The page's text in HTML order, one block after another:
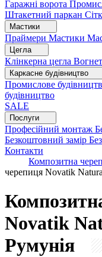
Гаражні ворота
Штакетний паркан
Мастики
Праймери Мастики
Цегла
Клінкерна цегла
Каркасне будівництво
Промислове
будівництво
SALE
Послуги
Професійний монтаж
Безкоштовний замір
Контакти
Композитна
черепиця Novatik
Novatik
Румунія